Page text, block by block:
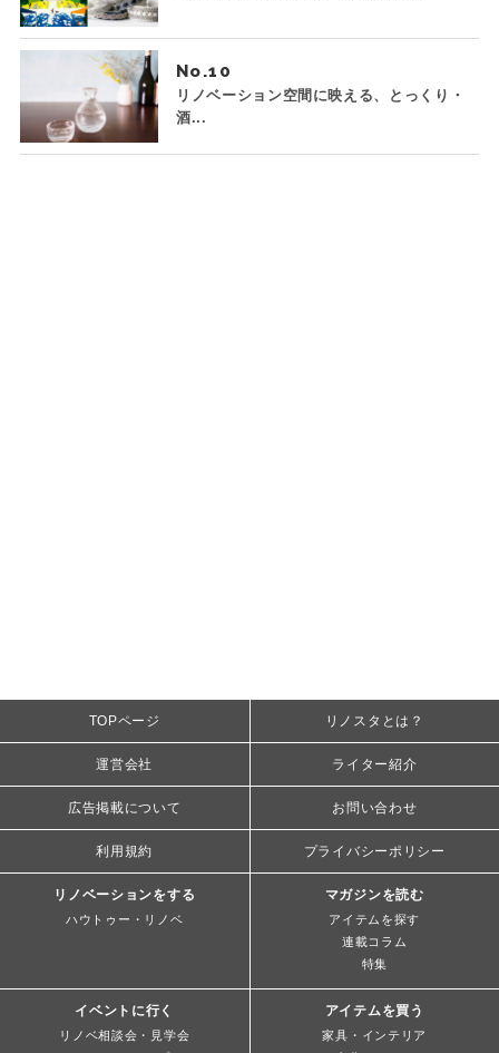
No.
リノベーション空間に映える、とっくり・
酒...
TOPページ リノスタとは？
運営会社 ライター紹介
広告掲載について お問い合わせ
利用規約 プライバシーポリシー
リノベーションをする
ハウトゥー・リノベ
マガジンを読む
アイテムを探す
連載コラム
特集
イベントに行く
リノベ相談会・見学会
アイテムを買う
家具・インテリア